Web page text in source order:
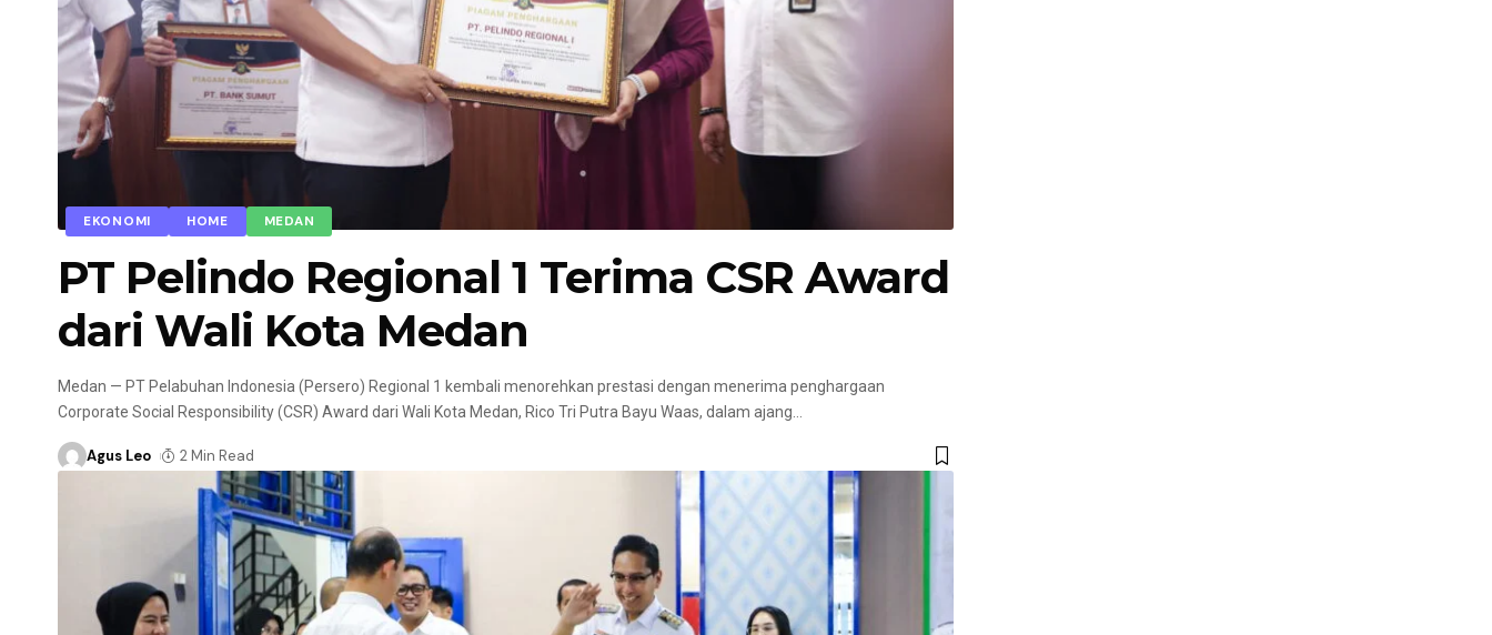
EKONOMI HOME MEDAN
PT Pelindo Regional 1 Terima CSR Award
dari Wali Kota Medan
Medan — PT Pelabuhan Indonesia (Persero) Regional 1 kembali menorehkan prestasi dengan menerima penghargaan
Corporate Social Responsibility (CSR) Award dari Wali Kota Medan, Rico Tri Putra Bayu Waas, dalam ajang
Agus Leo 2 Min Read